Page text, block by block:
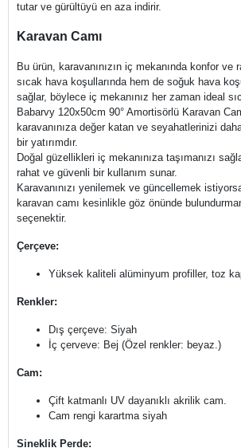
tutar ve gürültüyü en aza indirir.
Karavan Camı
Bu ürün, karavanınızın iç mekanında konfor ve
sıcak hava koşullarında hem de soğuk hava
sağlar, böylece iç mekanınız her zaman ideal
Babarvy 120x50cm 90° Amortisörlü Karavan
karavanınıza değer katan ve seyahatlerinizi
bir yatırımdır.
Doğal güzellikleri iç mekanınıza taşımanızı
rahat ve güvenli bir kullanım sunar.
Karavanınızı yenilemek ve güncellemek
karavan camı kesinlikle göz önünde
seçenektir.
Çerçeve:
Yüksek kaliteli alüminyum profiller, toz
Renkler:
Dış çerçeve: Siyah
İç çerveve: Bej (Özel renkler: beyaz.)
Cam:
Çift katmanlı UV dayanıklı akrilik cam.
Cam rengi karartma siyah
Sineklik Perde: